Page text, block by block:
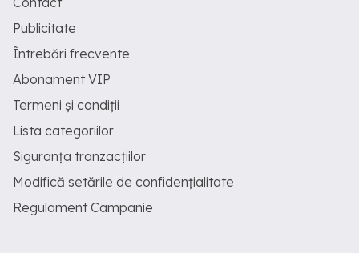
Publicitate
Întrebări frecvente
Abonament VIP
Termeni și condiții
Lista categoriilor
Siguranța tranzacțiilor
Modifică setările de confidențialitate
Regulament Campanie